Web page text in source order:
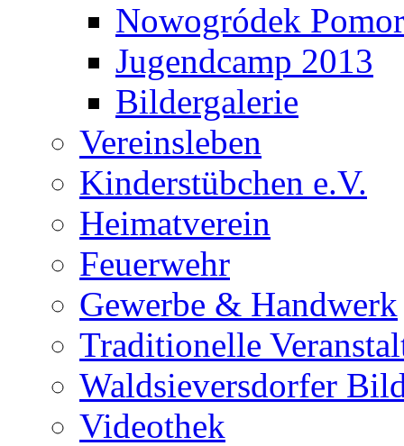
Nowogródek
Jugendcamp 2013
Bildergalerie
Vereinsleben
Kinderstübchen e.V.
Heimatverein
Feuerwehr
Gewerbe & Handwerk
Traditionelle
Waldsieversdorfer
Videothek